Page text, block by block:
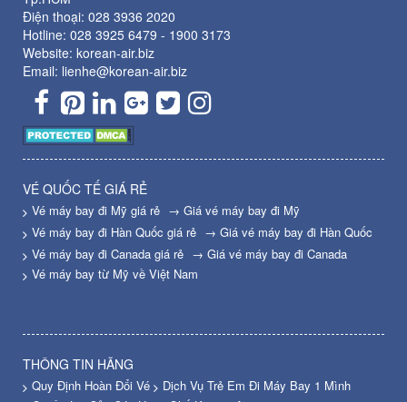
Điện thoại: 028 3936 2020
Hotline: 028 3925 6479 - 1900 3173
Website: korean-air.biz
Email: lienhe@korean-air.biz
VÉ QUỐC TẾ GIÁ RẺ
Vé máy bay đi Mỹ giá rẻ → Giá vé máy bay đi Mỹ
Vé máy bay đi Hàn Quốc giá rẻ → Giá vé máy bay đi Hàn Quốc
Vé máy bay đi Canada giá rẻ → Giá vé máy bay đi Canada
Vé máy bay từ Mỹ về Việt Nam
THÔNG TIN HÃNG
Quy Định Hoàn Đổi Vé
Dịch Vụ Trẻ Em Đi Máy Bay 1 Mình